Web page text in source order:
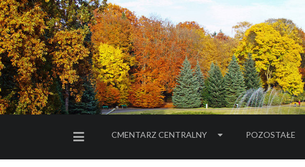
MENU BOCZNE
CMENTARZ CENTRALNY POZOSTAŁE